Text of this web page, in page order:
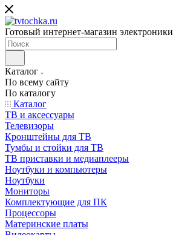
Готовый интернет-магазин электроники
Каталог
По всему сайту
По каталогу
Каталог
ТВ и аксессуары
Телевизоры
Кронштейны для ТВ
Тумбы и стойки для ТВ
ТВ приставки и медиаплееры
Ноутбуки и компьютеры
Ноутбуки
Мониторы
Комплектующие для ПК
Процессоры
Материнские платы